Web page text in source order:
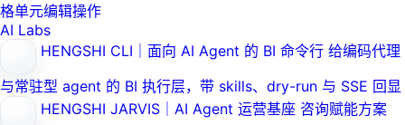
格单元编辑操作
AI Labs
HENGSHI CLI｜面向 AI Agent 的 BI 命令行 给编码代理
与常驻型 agent 的 BI 执行层，带 skills、dry-run 与 SSE 回显
HENGSHI JARVIS｜AI Agent 运营基座 咨询赋能方案